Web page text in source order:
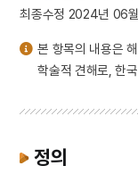
최종수정 2024년 06
본 항목의 내용은
학술적 견해로, 한
정의